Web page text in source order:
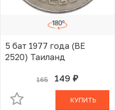
5 бат 1977 года (BE
2520) Таиланд
165 149 руб.
В КОРЗИНЕ
КУПИТЬ